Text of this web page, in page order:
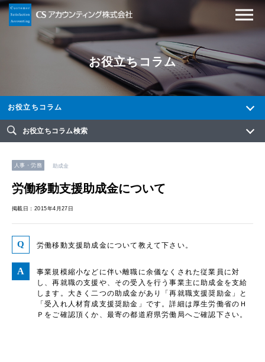
お役立ちコラム
お役立ちコラム
お役立ちコラム検索
人事・労務 助成金
労働移動支援助成金について
掲載日：2015年4月27日
労働移動支援助成金について教えて下さい。
事業規模縮小などに伴い離職に余儀なくされた従業員に対
し、再就職の支援や、その受入を行う事業主に助成金を支給
します。大きく二つの助成金があり「再就職支援奨励金」と
「受入れ人材育成支援奨励金」です。詳細は厚生労働省のＨ
Ｐをご確認頂くか、最寄の都道府県労働局へご確認下さい。